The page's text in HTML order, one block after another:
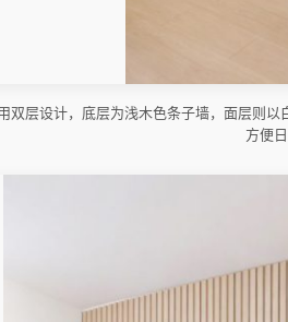
双层设计，底层为浅木色条子墙，面层则
方便